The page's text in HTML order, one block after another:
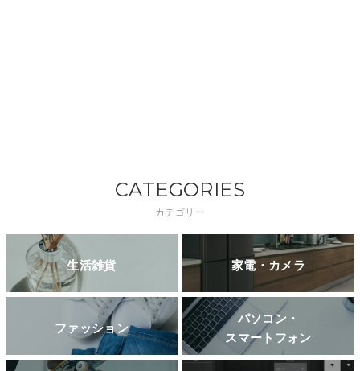
CATEGORIES
カテゴリー
生活雑貨 家電・カメラ
ファッション
パソコン・
スマートフォン